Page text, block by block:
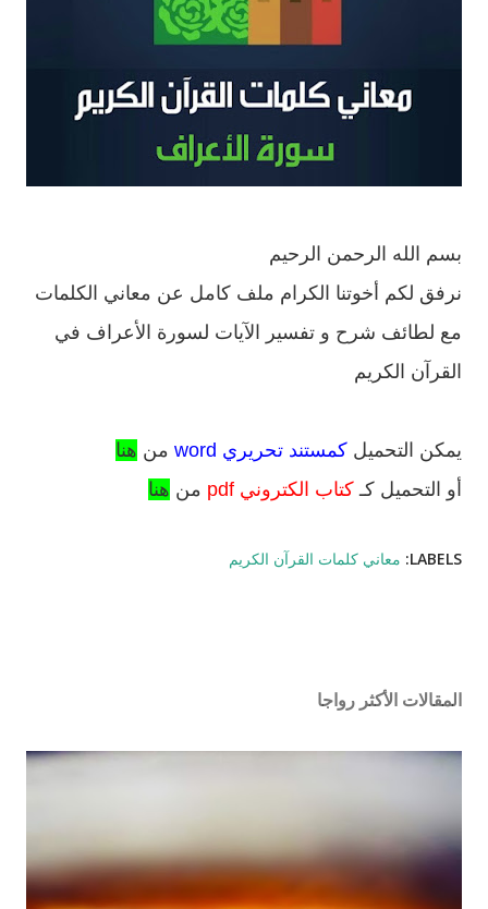
بسم الله الرحمن الرحيم
نرفق لكم أخوتنا الكرام ملف كامل عن معاني الكلمات
مع لطائف شرح و تفسير الآيات لسورة الأعراف في
القرآن الكريم
يمكن التحميل كمستند تحريري word من هنا
أو التحميل كـ كتاب الكتروني pdf من هنا
LABELS: معاني كلمات القرآن الكريم
المقالات الأكثر رواجا